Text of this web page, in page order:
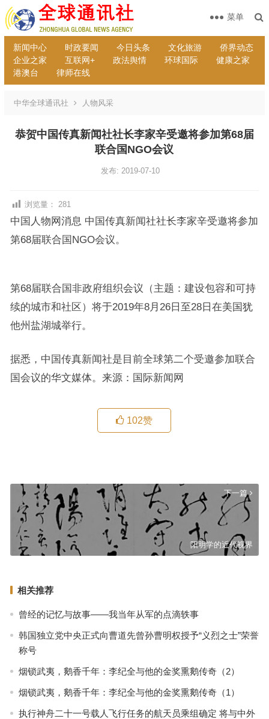
新闻中心 时政要闻 今日头条 文化旅游
侨界动态
企业之家
互联网+ 政法舆情 环球国际
健康之家
港澳台
律师在线
菜单
中华全球通讯社 人物风采
恭贺中国传真新闻社社长李家辛受邀将参加第68届
联合国NGO会议
发布: 2019-07-10
浏览量： 281
中国人物网消息 中国传真新闻社社长李家辛受邀将参加
第68届联合国NGO会议。
第68届联合国非政府组织会议（主题：建设包容和可持
续的城市和社区）将于2019年8月26日至28日在美国犹
他州盐湖城举行。
据悉，中国传真新闻社是目前全球第二个受邀参加联合
国会议的华文媒体。来源：国际新闻网
102赞
下一篇
阳明学的近代视界
相关推荐
曾经的记忆与故事——我当年从军的点滴轶事
韩国独立党中央正式向曹道先曾孙曹明权授予“义烈之士”荣誉
称号
烟锁武夷，鹅香千年：李纪全与他的金奖熏鹅传奇（2）
烟锁武夷，鹅香千年：李纪全与他的金奖熏鹅传奇（1）
执行神舟二十一号载人飞行任务的航天员乘组确定 将与中外